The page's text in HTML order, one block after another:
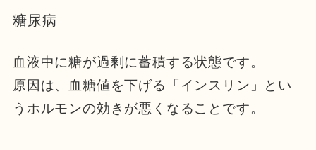
糖尿病
血液中に糖が過剰に蓄積する状態です。
原因は、血糖値を下げる「インスリン」とい
うホルモンの効きが悪くなることです。